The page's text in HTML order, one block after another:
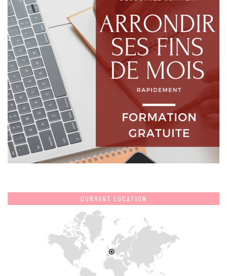
CURRENT LOCATION